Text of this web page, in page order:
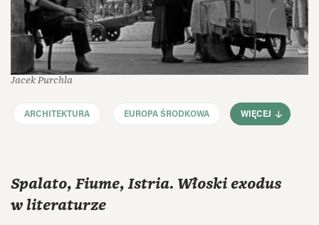
Jacek Purchla
ARCHITEKTURA EUROPA ŚRODKOWA WIĘCEJ
Spalato, Fiume, Istria. Włoski exodus
w literaturze